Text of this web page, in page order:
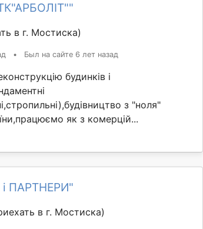
в г. Мостиска)
• Был на сайте 6 лет назад
будинків і
з "ноля"
як з комерцій...
і ПАРТНЕРИ"
в г. Мостиска)